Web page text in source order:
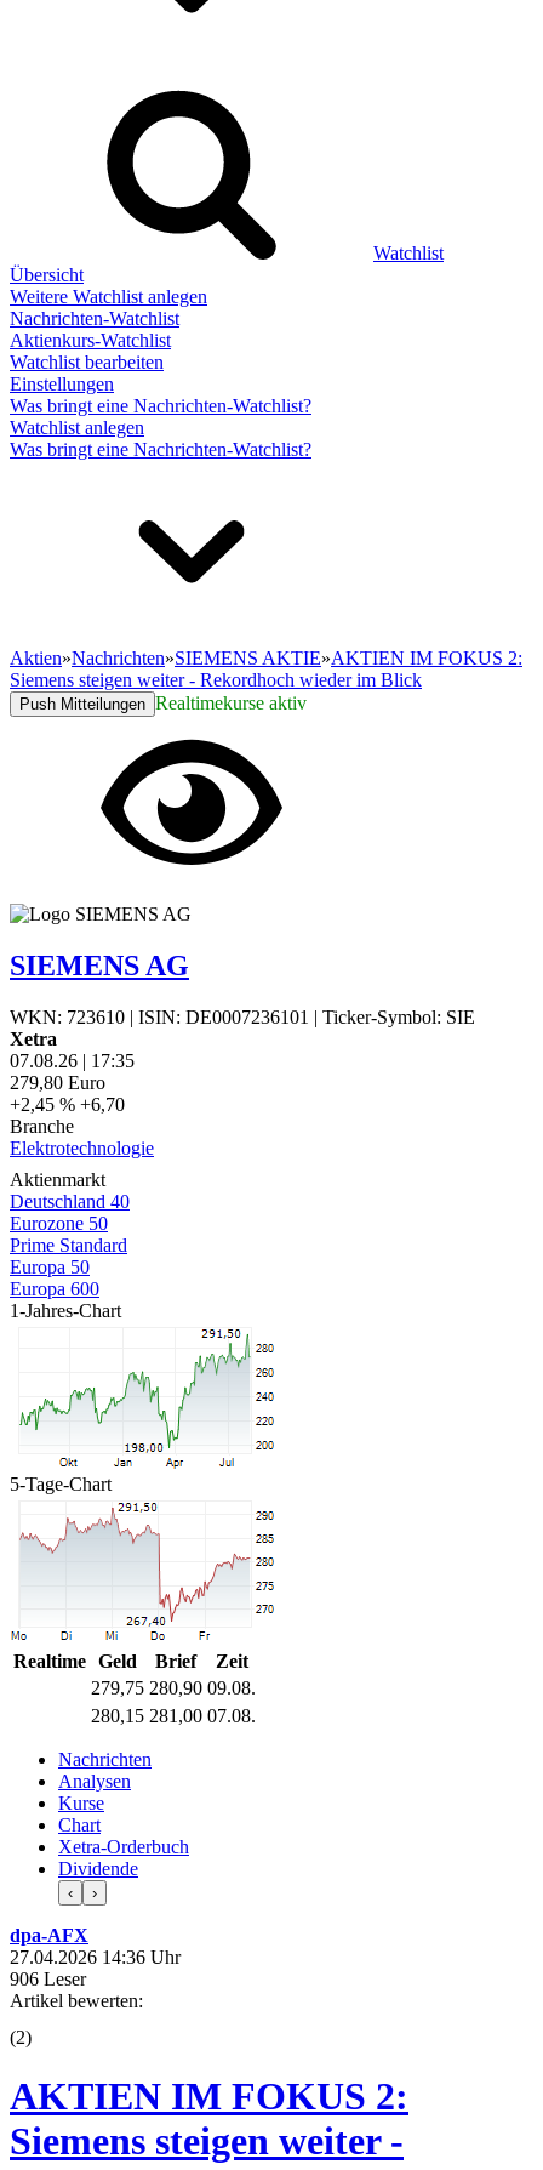
Watchlist
Übersicht
Weitere Watchlist anlegen
Nachrichten-Watchlist
Aktienkurs-Watchlist
Watchlist bearbeiten
Einstellungen
Was bringt eine Nachrichten-Watchlist?
Watchlist anlegen
Was bringt eine Nachrichten-Watchlist?
Aktien»Nachrichten»SIEMENS AKTIE»AKTIEN IM FOKUS 2:
Siemens steigen weiter - Rekordhoch wieder im Blick
Push Mitteilungen Realtimekurse aktiv
SIEMENS AG
WKN: 723610 | ISIN: DE0007236101 | Ticker-Symbol: SIE
Xetra
07.08.26 | 17:35
279,80 Euro
+2,45 % +6,70
Branche
Elektrotechnologie
Aktienmarkt
Deutschland 40
Eurozone 50
Prime Standard
Europa 50
Europa 600
1-Jahres-Chart
5-Tage-Chart
Realtime Geld Brief
Zeit
279,75 280,90 09.08.
280,15 281,00 07.08.
Nachrichten
Analysen
Kurse
Chart
Xetra-Orderbuch
Dividende
‹ ›
dpa-AFX
27.04.2026 14:36 Uhr
906 Leser
Artikel bewerten:
(2)
AKTIEN IM FOKUS 2:
Siemens steigen weiter -